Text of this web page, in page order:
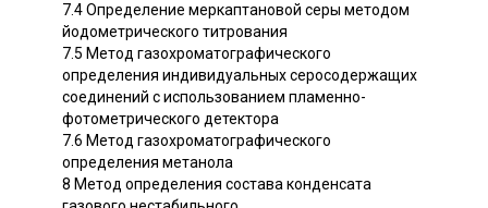
7.4 Определение меркаптановой серы методом
йодометрического титрования
7.5 Метод газохроматографического
определения индивидуальных серосодержащих
соединений с использованием пламенно-
фотометрического детектора
7.6 Метод газохроматографического
определения метанола
8 Метод определения состава конденсата